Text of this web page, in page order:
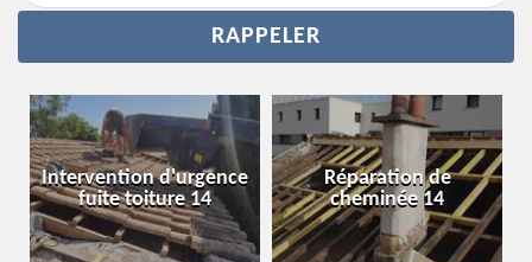
Intervention d'urgence
fuite toiture 14
Réparation de
cheminée 14